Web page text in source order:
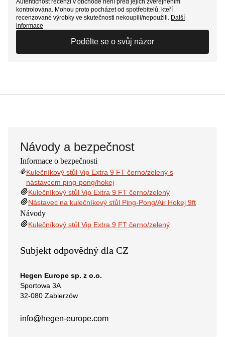
kontrolována. Mohou proto pocházet od spotřebitelů, kteří
recenzované výrobky ve skutečnosti nekoupili/nepoužili. Další
informace
Podělte se o svůj názor
Návody a bezpečnost
Informace o bezpečnosti
Kulečníkový stůl Vip Extra 9 FT černo/zelený s
nástavcem ping-pong/hokej
Kulečníkový stůl Vip Extra 9 FT černo/zelený
Nástavec na kulečníkový stůl Ping-Pong/Air Hokej 9ft
Návody
Kulečníkový stůl Vip Extra 9 FT černo/zelený
Subjekt odpovědný dla CZ
Hegen Europe sp. z o.o.
Sportowa 3A
32-080 Zabierzów
info@hegen-europe.com